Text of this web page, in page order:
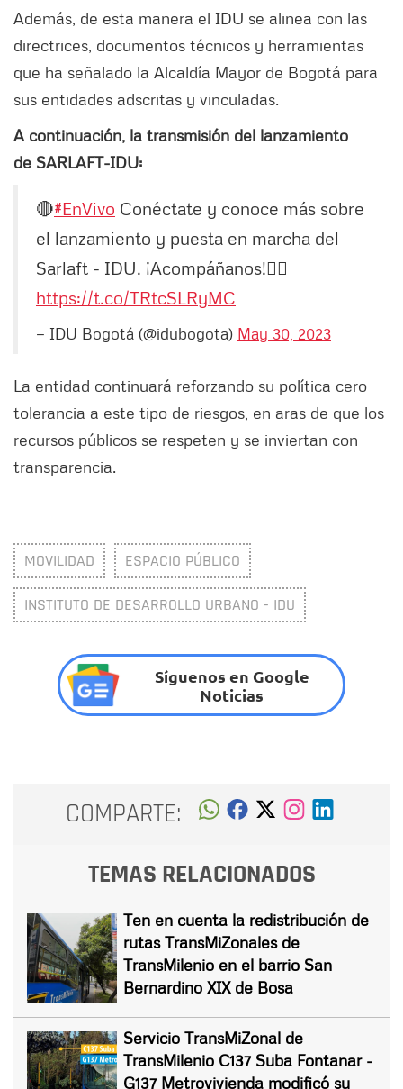
Además, de esta manera el IDU se alinea con las
directrices, documentos técnicos y herramientas
que ha señalado la Alcaldía Mayor de Bogotá para
sus entidades adscritas y vinculadas.
A continuación, la transmisión del lanzamiento
de SARLAFT-IDU:
🔴#EnVivo Conéctate y conoce más sobre
el lanzamiento y puesta en marcha del
Sarlaft - IDU. ¡Acompáñanos!👇🏽
https://t.co/TRtcSLRyMC
— IDU Bogotá (@idubogota) May 30, 2023
La entidad continuará reforzando su política cero
tolerancia a este tipo de riesgos, en aras de que los
recursos públicos se respeten y se inviertan con
transparencia.
MOVILIDAD ESPACIO PÚBLICO
INSTITUTO DE DESARROLLO URBANO - IDU
Síguenos en Google
Noticias
COMPARTE:
TEMAS RELACIONADOS
Ten en cuenta la redistribución de
rutas TransMiZonales de
TransMilenio en el barrio San
Bernardino XIX de Bosa
Servicio TransMiZonal de
TransMilenio C137 Suba Fontanar -
G137 Metrovivienda modificó su